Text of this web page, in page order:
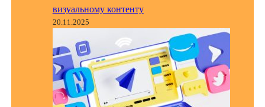
визуальному контенту
20.11.2025